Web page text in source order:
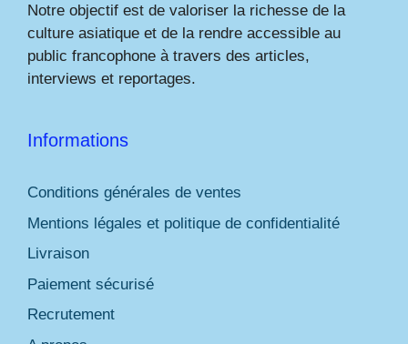
Notre objectif est de valoriser la richesse de la
culture asiatique et de la rendre accessible au
public francophone à travers des articles,
interviews et reportages.
Informations
Conditions générales de ventes
Mentions légales et politique de confidentialité
Livraison
Paiement sécurisé
Recrutement